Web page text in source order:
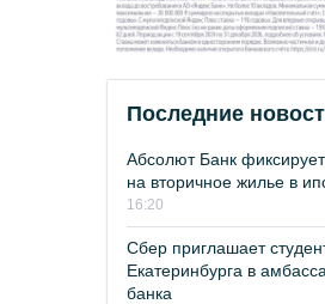
Последние
Абсолют Банк
на вторичное жилье в
16:20
Сбер приглашает
Екатеринбурга в
банка